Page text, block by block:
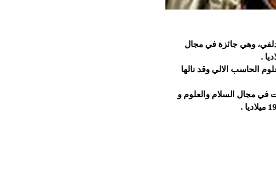
وهي جائزة في مجال
الحاسب الالي وقد نالها
في مجال السلام والعلوم و